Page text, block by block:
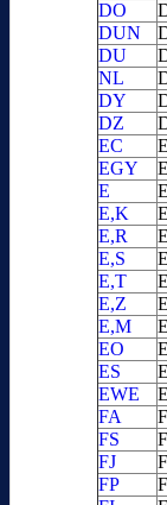
DO
DUN
DU
NL
DY
DZ
EC
EGY
E
E,K
E,R
E,S
E,T
E,Z
E,M
EO
ES
EWE
FA
FS
FJ
FP